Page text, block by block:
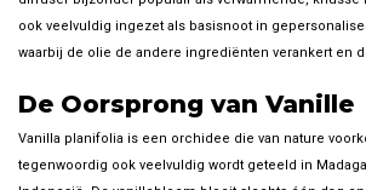
ook veelvuldig ingezet als basisnoot in
waarbij de olie de andere ingrediënten verankert en
De Oorsprong van Vanille
Vanilla planifolia is een orchidee die van nature
tegenwoordig ook veelvuldig wordt geteeld in